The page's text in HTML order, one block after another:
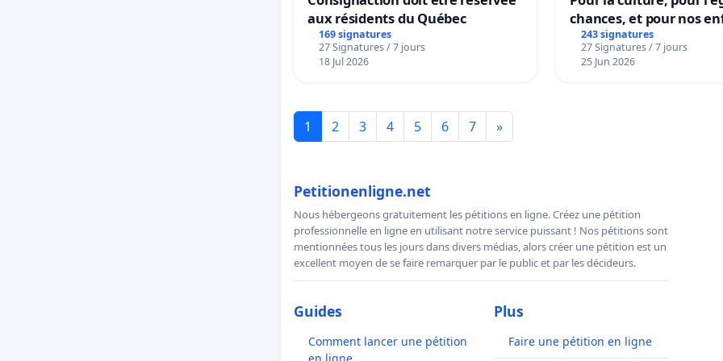
aux résidents du Québec
169 signatures
27 Signatures / 7 jours
18 Jul 2026
chances, et pour nos
243 signatures
27 Signatures / 7 jours
25 Jun 2026
1 2 3 4 5 6 7 »
Petitionenligne.net
Nous hébergeons gratuitement les pétitions en ligne. Créez une pétition
professionnelle en ligne en utilisant notre service puissant ! Nos pétitions sont
mentionnées tous les jours dans divers médias, alors créer une pétition est un
excellent moyen de se faire remarquer par le public et par les décideurs.
Guides
Comment lancer une pétition
Plus
Faire une pétition en ligne